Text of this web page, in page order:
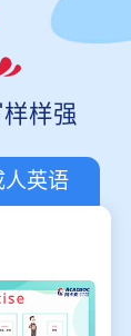
样强
人英语